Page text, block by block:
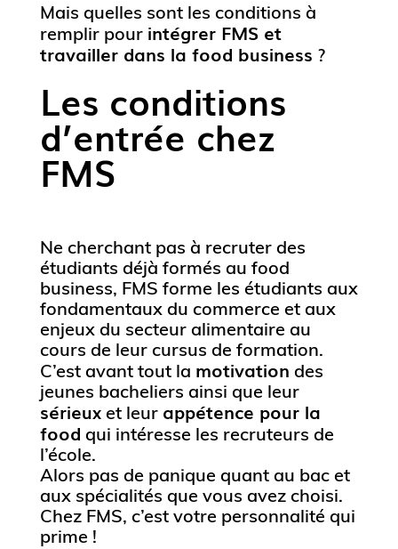
Mais quelles sont les conditions à
remplir pour intégrer FMS et
travailler dans la food business ?
Les conditions
d’entrée chez
FMS
Ne cherchant pas à recruter des
étudiants déjà formés au food
business, FMS forme les étudiants aux
fondamentaux du commerce et aux
enjeux du secteur alimentaire au
cours de leur cursus de formation.
C’est avant tout la motivation des
jeunes bacheliers ainsi que leur
sérieuxet leur appétence pour la
food qui intéresse les recruteurs de
l’école.
Alors pas de panique quant au bac et
aux spécialités que vous avez choisi.
Chez FMS, c’est votre personnalité qui
prime !